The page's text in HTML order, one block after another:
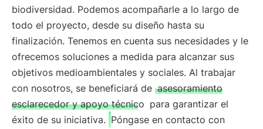
biodiversidad. Podemos acompañarle a lo largo de
todo el proyecto, desde su diseño hasta su
finalización. Tenemos en cuenta sus necesidades y le
ofrecemos soluciones a medida para alcanzar sus
objetivos medioambientales y sociales. Al trabajar
con nosotros, se beneficiará de asesoramiento
esclarecedor y apoyo técnico para garantizar el
éxito de su iniciativa. Póngase en contacto con